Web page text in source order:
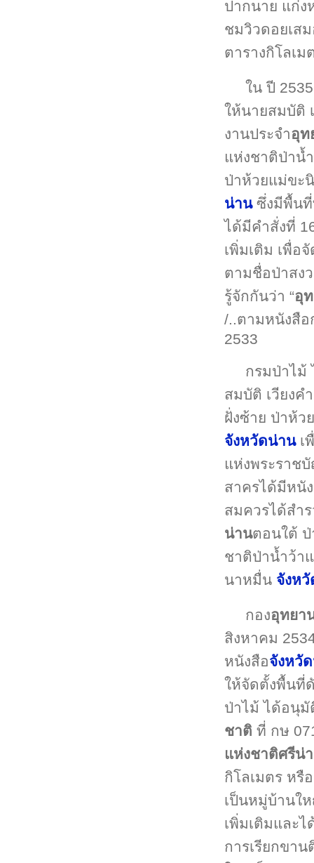
ปากนาย แก่
ชมวิวดอยเส
ตารางกิโลเม
ใน ปี
ให้นายสมบัติ
งานประจำอุท
แห่งชาติป่าน้
ป่าห้วยแม่ขะ
น่านซึ่งมีพื้นที่
ได้มีคำสั่งที่
เพิ่มเติม เพื่อ
ตามชื่อป่าสง
รู้จักกันว่า “อุ
/..ตามหนังสือ
2533
กรมป่าไม้
สมบัติ เวียงค
ฝั่งซ้าย ป่าห้ว
จังหวัดน่านเ
แห่งพระราช
สาครได้มีหนั
สมควรได้สำ
น่านตอนใต้ ป่
ชาติป่าน้ำว้า
นาหมื่น จังห
กองอุทยา
สิงหาคม
หนังสือจังหวั
ให้จัดตั้งพื้นที่
ป่าไม้ ได้อนุมั
ชาติ ที่ กษ
แห่งชาติศรีน่
กิโลเมตร หรื
เป็นหมู่บ้านใ
เพิ่มเติมและ
การเรียกขา